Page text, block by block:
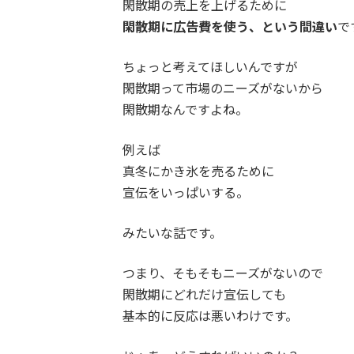
閑散期の売上を上げるために
閑散期に広告費を使う、という間違いで
ちょっと考えてほしいんですが
閑散期って市場のニーズがないから
閑散期なんですよね。
例えば
真冬にかき氷を売るために
宣伝をいっぱいする。
みたいな話です。
つまり、そもそもニーズがないので
閑散期にどれだけ宣伝しても
基本的に反応は悪いわけです。